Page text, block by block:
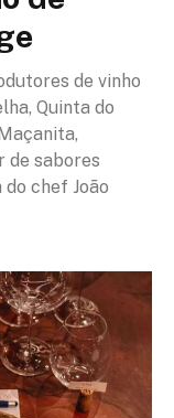
de vinho
Quinta do
de sabores
chef João